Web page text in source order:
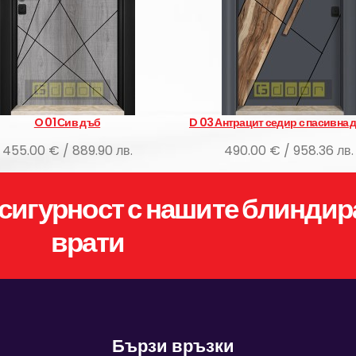
O 01 Сив дъб
455.00 € / 889.90 лв.
D 03 Антрацит седир с пасивна
490.00 € / 958.36 лв.
с нашите
врати
Бързи връзки